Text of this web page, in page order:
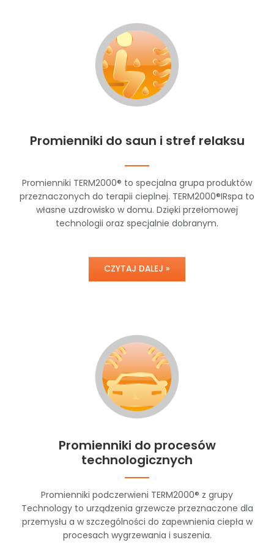
Promienniki do saun i stref relaksu
Promienniki TERM2000® to specjalna grupa produktów
przeznaczonych do terapii cieplnej. TERM2000®IRspa to
własne uzdrowisko w domu. Dzięki przełomowej
technologii oraz specjalnie dobranym.
CZYTAJ DALEJ »
Promienniki do procesów
technologicznych
Promienniki podczerwieni TERM2000® z grupy
Technology to urządzenia grzewcze przeznaczone dla
przemysłu a w szczególności do zapewnienia ciepła w
procesach wygrzewania i suszenia.